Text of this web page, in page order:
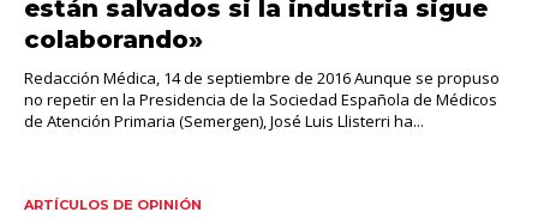
están salvados si la industria sigue
colaborando»
Redacción Médica, 14 de septiembre de 2016 Aunque se propuso
no repetir en la Presidencia de la Sociedad Española de Médicos
de Atención Primaria (Semergen), José Luis Llisterri ha...
ARTÍCULOS DE OPINIÓN